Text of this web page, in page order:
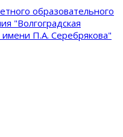
образовательного
"Волгоградская
имени П.А. Серебрякова"